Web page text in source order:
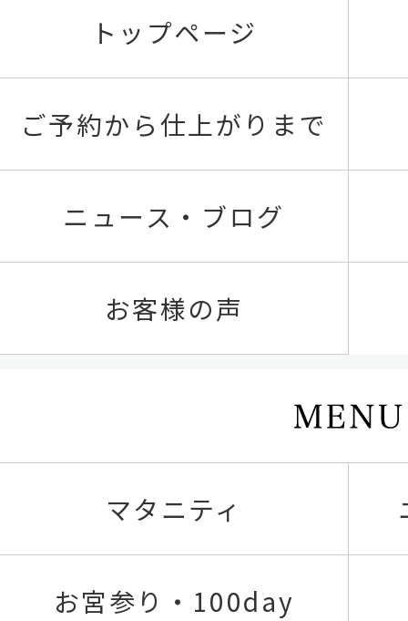
トップページ
ご予約から仕上がりまで
ニュース・ブログ
お客様の声
マタニティ
お宮参り・100day